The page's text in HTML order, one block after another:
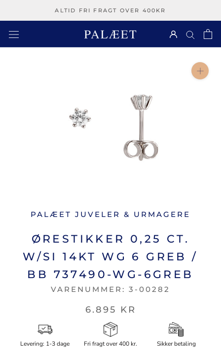
ALTID FRI FRAGT OVER 400KR
PALÆET JUVELER & URMAGERE
ØRESTIKKER 0,25 CT.
W/SI 14KT WG 6 GREB /
BB 737490-WG-6GREB
VARENUMMER: 3-00282
6.895 KR
Levering: 1-3 dage Fri fragt over 400 kr. Sikker betaling